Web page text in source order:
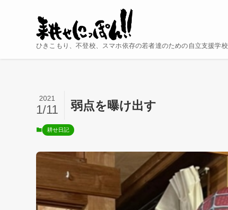
ひきこもり、不登校、スマホ依存の若者達のための自立支援学校
弱点を曝け出す
2021
1/11
耕せ日記